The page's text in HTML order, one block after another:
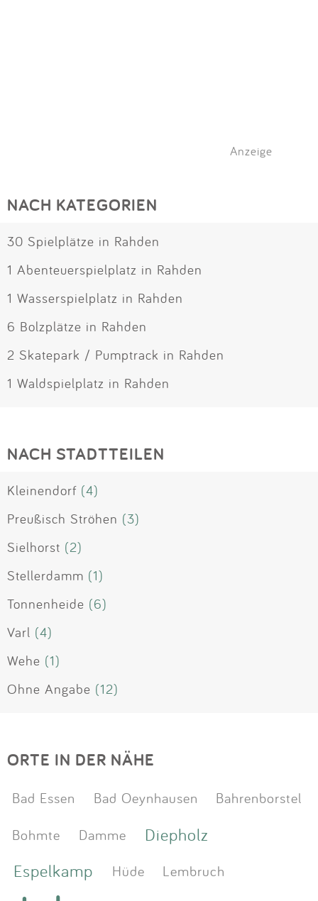
Anzeige
NACH KATEGORIEN
30 Spielplätze in Rahden
1 Abenteuerspielplatz in Rahden
1 Wasserspielplatz in Rahden
6 Bolzplätze in Rahden
2 Skatepark / Pumptrack in Rahden
1 Waldspielplatz in Rahden
NACH STADTTEILEN
Kleinendorf (4)
Preußisch Ströhen (3)
Sielhorst (2)
Stellerdamm (1)
Tonnenheide (6)
Varl (4)
Wehe (1)
Ohne Angabe (12)
ORTE IN DER NÄHE
Bad Essen Bad Oeynhausen
Bahrenborstel
Bohmte
Damme
Diepholz
Espelkamp
Hüde Lembruch